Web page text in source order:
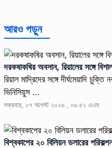
আরও পড়ুন
দরকষাকষির অবসান, রিয়ালের সঙ্গে
রিয়াল মাদ্রিদের সঙ্গে দীর্ঘমেয়াদি
ভিনিসিয়ুস ...
শুক্রবার, ০৭ আগস্ট ২০২৬ , ০৬:৫২ এএম
বিশ্বকাপের ২০ বিলিয়ন ডলারের